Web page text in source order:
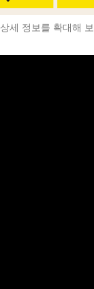
상세 정보를 확대해